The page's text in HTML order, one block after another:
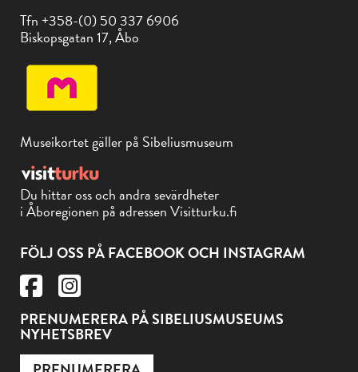
Tfn +358-(0) 50 337 6906
Biskopsgatan 17, Åbo
Museikortet gäller på Sibeliusmuseum
Du hittar oss och andra sevärdheter
i Åboregionen på adressen Visitturku.fi
FÖLJ OSS PÅ FACEBOOK OCH INSTAGRAM
PRENUMERERA PÅ SIBELIUSMUSEUMS
NYHETSBREV